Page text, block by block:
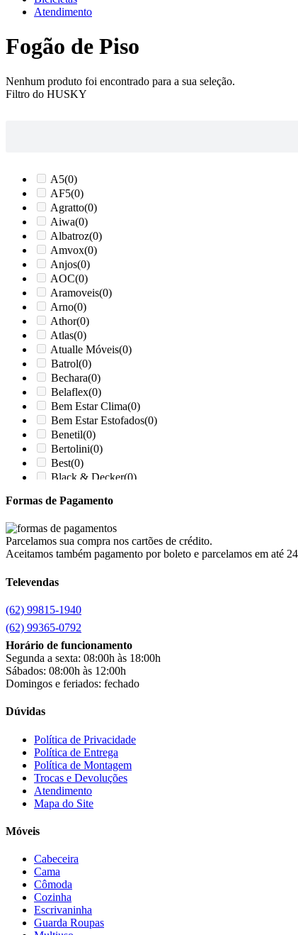
Atendimento
Fogão de Piso
Nenhum produto foi encontrado para a sua seleção.
Filtro do HUSKY
A5(0)
AF5(0)
Agratto(0)
Aiwa(0)
Albatroz(0)
Amvox(0)
Anjos(0)
AOC(0)
Aramoveis(0)
Arno(0)
Athor(0)
Atlas(0)
Atualle Móveis(0)
Batrol(0)
Bechara(0)
Belaflex(0)
Bem Estar Clima(0)
Bem Estar Estofados(0)
Benetil(0)
Bertolini(0)
Best(0)
Black & Decker(0)
Brastemp(0)
cadence(0)
Cairu (0)
Canaã Moveis
Cemaf
Chamalar
Chamalux
Clarice(0)
clock(0)
Colibri (0)
Colli(0)
Completa
Consul(0)
Continental(0)
Cotherm(0)
D' Doro Móveis
Dako (0)
Duo Plast
Electrolux
Elgin
Esmaltec
Estilofer(0)
Estofados Leppos
Formas de Pagamento
Parcelamos sua compra nos cartões de crédito.
Aceitamos também pagamento por boleto e parcelamos em até
Televendas
(62) 99815-1940
(62) 99365-0792
Horário de funcionamento
Segunda a sexta: 08:00h às 18:00h
Sábados: 08:00h às 12:00h
Domingos e feriados: fechado
Dúvidas
Política de Privacidade
Política de Entrega
Política de Montagem
Trocas e Devoluções
Atendimento
Mapa do Site
Móveis
Cabeceira
Cama
Cômoda
Cozinha
Escrivaninha
Guarda Roupas